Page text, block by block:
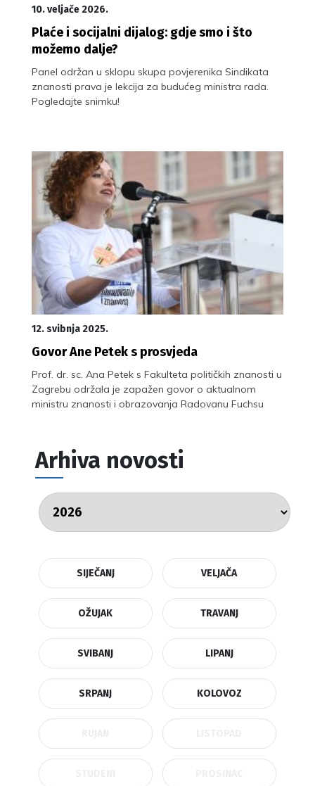
10. veljače 2026.
Plaće i socijalni dijalog: gdje smo i što
možemo dalje?
Panel održan u sklopu skupa povjerenika Sindikata
znanosti prava je lekcija za budućeg ministra rada.
Pogledajte snimku!
12. svibnja 2025.
Govor Ane Petek s prosvjeda
Prof. dr. sc. Ana Petek s Fakulteta političkih znanosti u
Zagrebu održala je zapažen govor o aktualnom
ministru znanosti i obrazovanja Radovanu Fuchsu
Arhiva novosti
SIJEČANJ VELJAČA
OŽUJAK TRAVANJ
SVIBANJ LIPANJ
SRPANJ KOLOVOZ